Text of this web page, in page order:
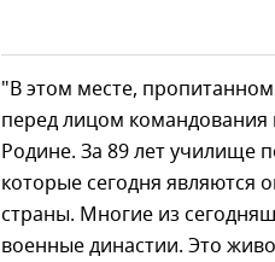
"В этом месте,
перед лицом командования
Родине. За 89 лет училище
которые сегодня являются
страны. Многие из
военные династии. Это